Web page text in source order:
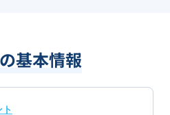
基本情報
ト